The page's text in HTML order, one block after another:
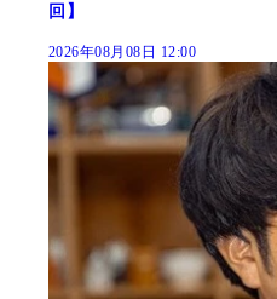
回】
2026年08月08日 12:00